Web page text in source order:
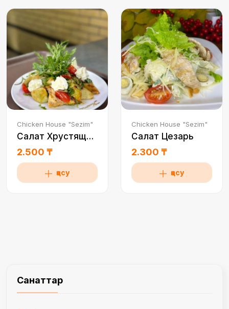
Санаттар
Chicken House "Sezim"
Салат Хрустящий баклажан
2.500 ₸
қосу
Chicken House "Sezim"
Салат Цезарь
2.300 ₸
қосу